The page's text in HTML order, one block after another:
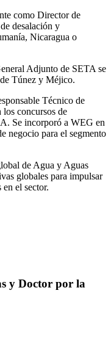
como Director de
desalación y
Nicaragua o
Adjunto de SETA se
Túnez y Méjico.
Técnico de
concursos de
Se incorporó a WEG en
negocio para el segmento
de Agua y Aguas
globales para impulsar
el sector.
y Doctor por la